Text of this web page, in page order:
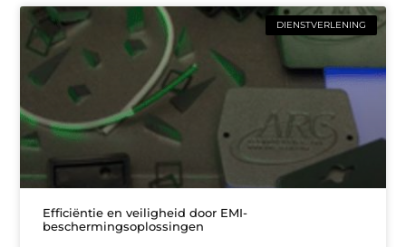
DIENSTVERLENING
Efficiëntie en veiligheid door EMI-
beschermingsoplossingen